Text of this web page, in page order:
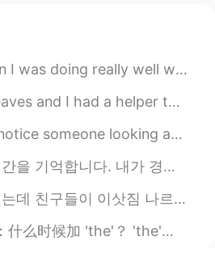
2019.10.27 08:18
with fitness, however I have one problem- I tend to get i...
time. The weather was pleasantly cool. 🍂🍁☀️ Usuall...
me on the train, I feel so uncomfortable 😂 In England,...
.평온함입니다.나에게 이 새로운 세계는 마법의 세계와 같았습니다. 이렇게 큰 규모로 역사적인 건물을...
힘들었어요 ㅎㅎㅎ 제 오래된 아파트는 제 새 아파트보다 크지만, 새 아파트는 건대입구주변 이여서 좋아...
KTV 还是 KTV? 没有'the'：（说KTV这个活动） 如：KTV is something all for...